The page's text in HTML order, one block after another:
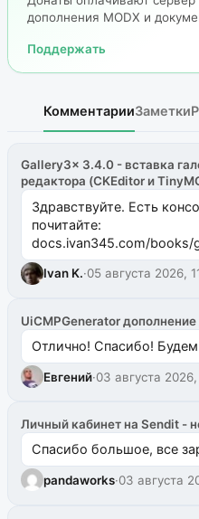
дополнения MODX и
Поддержать
КомментарииЗаметки
Gallery3x 3.4.0 - вставка
редактора (CKEditor и
Здравствуйте. Есть
почитайте:
docs.ivan345.com/books/
ms2galleryphp
Ivan K.·05 августа 2026,
UiCMPGenerator
Отлично! Спасибо!
Евгений·03 августа
Личный кабинет на Sendit -
Спасибо большое, все
pandaworks·03 августа